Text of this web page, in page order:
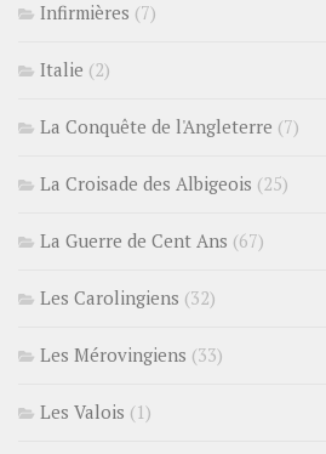
Infirmières (7)
Italie (2)
La Conquête de l'Angleterre (7)
La Croisade des Albigeois (25)
La Guerre de Cent Ans (67)
Les Carolingiens (32)
Les Mérovingiens (33)
Les Valois (1)